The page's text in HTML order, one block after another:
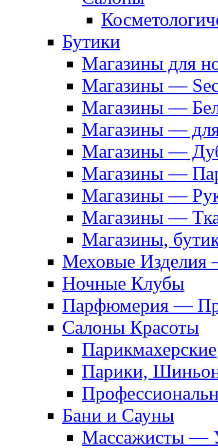
Бутики
Магазины для
Магазины —
Магазины —
Магазины —
Магазины —
Магазины —
Магазины —
Магазины —
Магазины,
Меховые Изделия
Ночные Клубы
Парфюмерия —
Салоны Красоты
Парикмахерские
Парики,
Бани и Сауны
Массажисты —